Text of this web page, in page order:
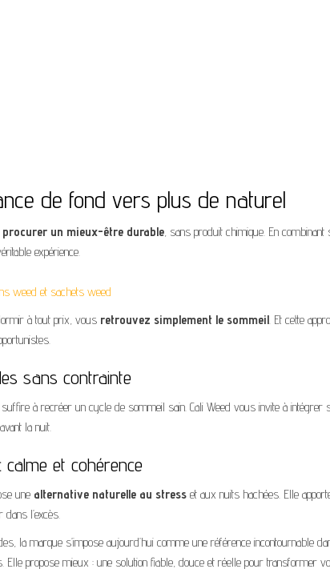
de fond vers plus de naturel
procurer un mieux-être durable , sans produit chimique. En
expérience.
weed et sachets weed
à tout prix, vous retrouvez simplement le sommeil . Et cette
sans contrainte
suffire à recréer un cycle de sommeil sain. Cali Weed vous invite à intégrer
la nuit.
calme et cohérence
une alternative naturelle au stress et aux nuits hachées. Elle
l’excès.
la marque s’impose aujourd’hui comme une référence incontournable
Elle propose mieux : une solution fiable, douce et réelle pour transformer